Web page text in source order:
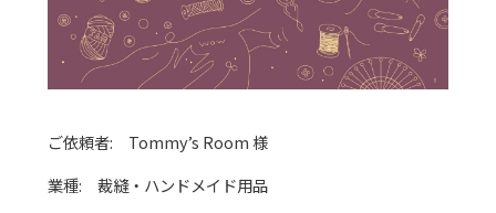
ご依頼者: Tommy’s Room 様
業種: 裁縫・ハンドメイド用品